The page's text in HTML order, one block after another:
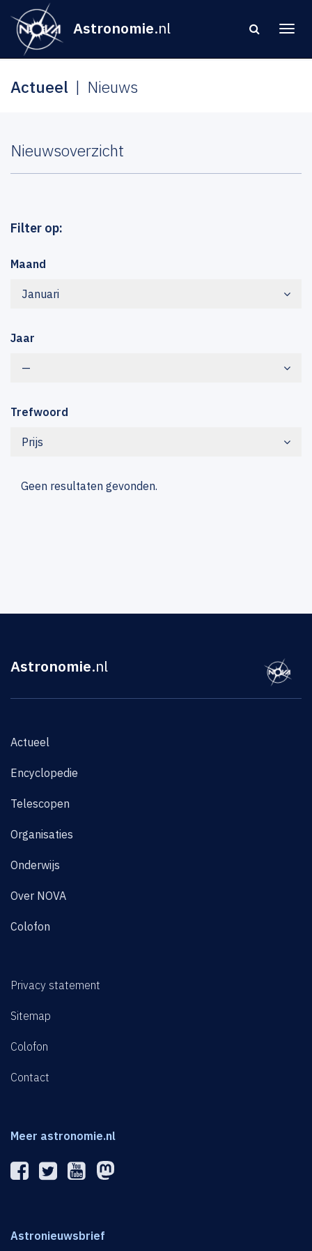
Astronomie.nl
Actueel Nieuws
Nieuwsoverzicht
Filter op:
Maand
Januari
Jaar
—
Trefwoord
Prijs
Geen resultaten gevonden.
Astronomie.nl
Actueel
Encyclopedie
Telescopen
Organisaties
Onderwijs
Over NOVA
Colofon
Privacy statement
Sitemap
Colofon
Contact
Meer astronomie.nl
Astronieuwsbrief